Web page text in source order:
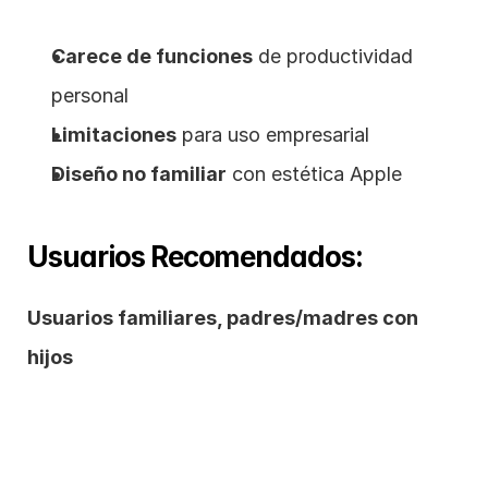
Carece de funciones de productividad
personal
Limitaciones para uso empresarial
Diseño no familiar con estética Apple
Usuarios Recomendados:
Usuarios familiares, padres/madres con
hijos